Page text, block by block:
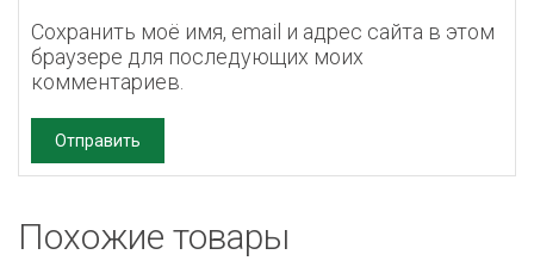
Сохранить моё имя, email и адрес сайта в этом
браузере для последующих моих
комментариев.
Похожие товары